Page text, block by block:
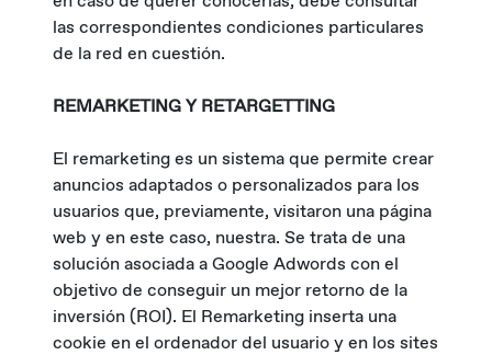
las correspondientes condiciones particulares
de la red en cuestión.
REMARKETING Y RETARGETTING
El remarketing es un sistema que permite crear
anuncios adaptados o personalizados para los
usuarios que, previamente, visitaron una página
web y en este caso, nuestra. Se trata de una
solución asociada a Google Adwords con el
objetivo de conseguir un mejor retorno de la
inversión (ROI). El Remarketing inserta una
cookie en el ordenador del usuario y en los sites